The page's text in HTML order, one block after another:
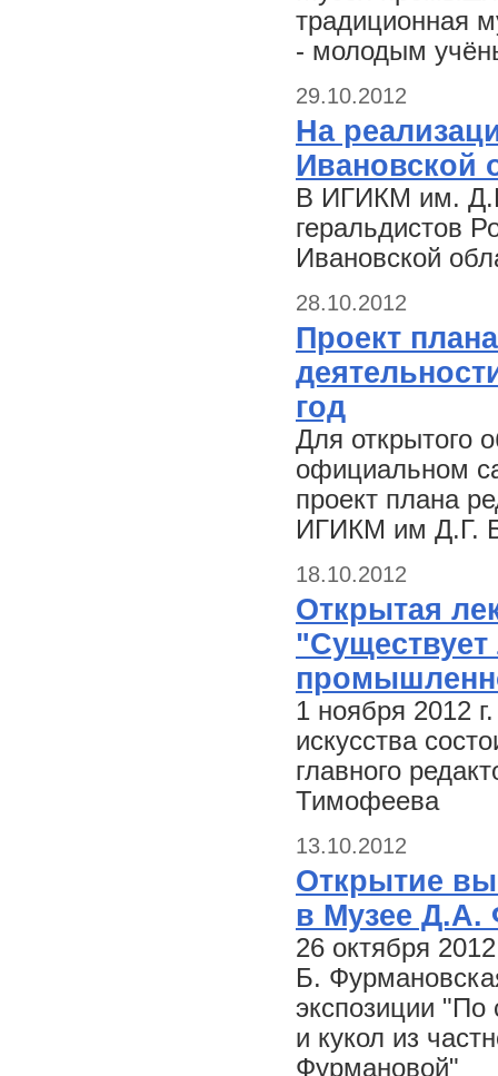
традиционная
- молодым
29.10.2012
На
Ивановской
В ИГИКМ им.
геральдистов
Ивановской
28.10.2012
Проект
год
Для открытого
официальном
проект плана
ИГИКМ им Д.Г.
18.10.2012
Открытая
"Существует
1 ноября 2012
искусства
главного
Тимофеева
13.10.2012
Открытие
в Музее Д.А.
26 октября
Б.
экспозиции "По
и кукол из
Фурмановой"